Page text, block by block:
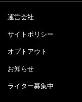
運営会社
サイトポリシー
オプトアウト
お知らせ
ライター募集中